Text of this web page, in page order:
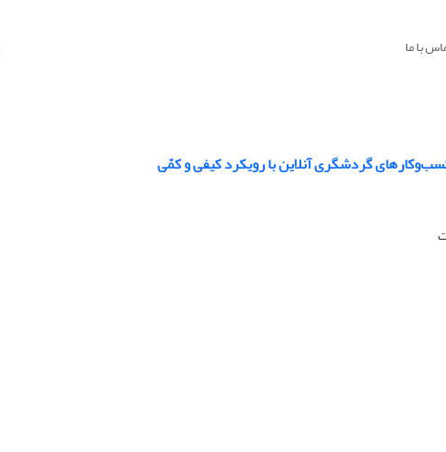
با ما
گردشگری آنلاین با رویکرد کیفی و کمّی